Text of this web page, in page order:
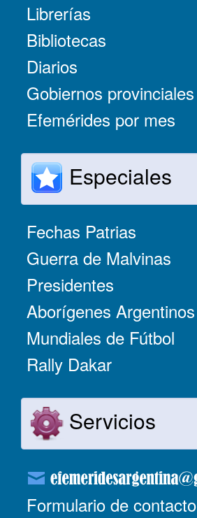
Librerías
Bibliotecas
Diarios
Gobiernos provinciales
Efemérides por mes
Especiales
Fechas Patrias
Guerra de Malvinas
Presidentes
Aborígenes Argentinos
Mundiales de Fútbol
Rally Dakar
Servicios
Formulario de contacto